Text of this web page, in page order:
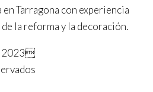
enTarragona con experiencia
la reforma y la decoración.
2023